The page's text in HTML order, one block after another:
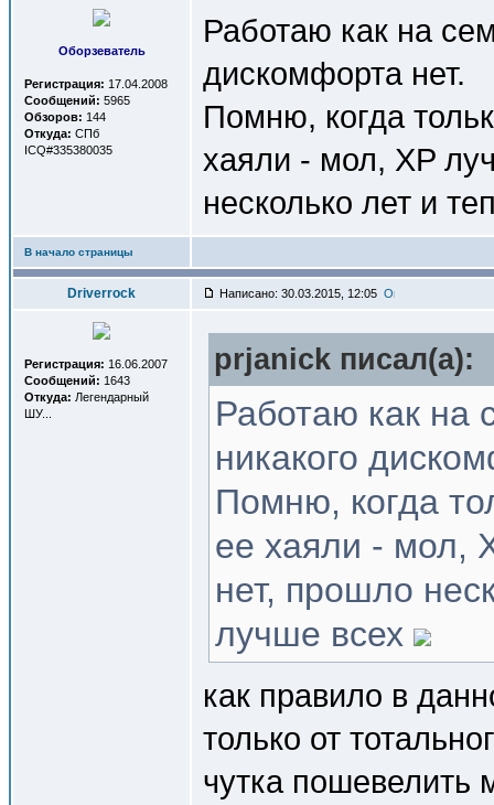
Оборзеватель
Регистрация: 17.04.2008
Сообщений: 5965
Обзоров: 144
Откуда: СПб
ICQ#335380035
Работаю как на
дискомфорта нет.
Помню, когда
хаяли - мол, XP
несколько лет и
В начало страницы
Driverrock Написано: 30.03.2015, 12:05
Регистрация: 16.06.2007
Сообщений: 1643
Откуда: Легендарный
ШУ...
prjanick писал(a):
Работаю как на
никакого
Помню, когда
ее хаяли - мол,
нет, прошло
лучше всех
как правило в
только от
чутка пошевелить